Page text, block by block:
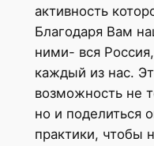
активность
Благодаря Вам
ними- вся
каждый из нас.
возможность не
но и поделиться
практики, чтобы